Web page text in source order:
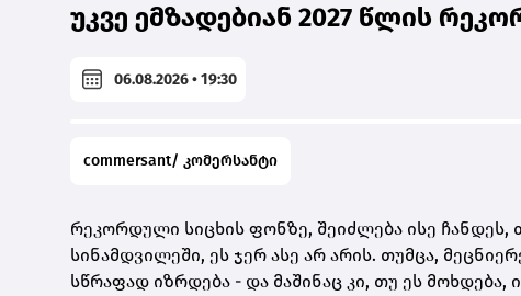
უკვე ემზადებიან 2027 წლის
06.08.2026 • 19:30
commersant/ კომერსანტი
რეკორდული სიცხის ფონზე, შეიძლება ისე ჩანდეს,
სინამდვილეში, ეს ჯერ ასე არ არის. თუმცა,
სწრაფად იზრდება - და მაშინაც კი, თუ ეს